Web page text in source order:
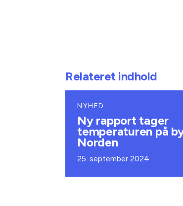
Relateret indhold
NYHED
Ny rapport tager
temperaturen på
Norden
25. september 2024